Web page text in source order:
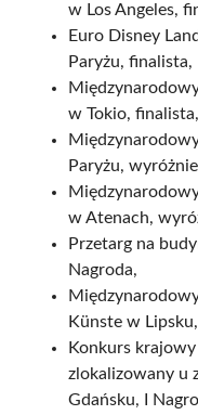
w Los Angeles,
Euro Disney
Paryżu, finalista,
w Tokio, finalista,
Paryżu,
w Atenach,
Przetarg na
Nagroda,
Künste w Lipsku,
Konkurs
zlokalizowany u
Gdańsku, I